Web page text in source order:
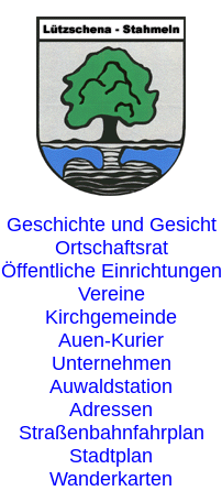
Geschichte und Gesicht
Ortschaftsrat
Öffentliche Einrichtungen
Vereine
Kirchgemeinde
Auen-Kurier
Unternehmen
Auwaldstation
Adressen
Straßenbahnfahrplan
Stadtplan
Wanderkarten